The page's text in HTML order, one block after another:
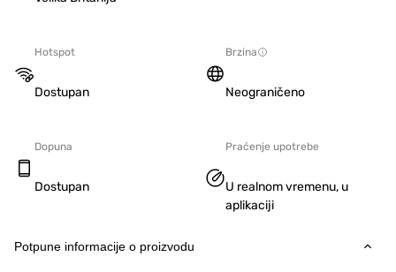
Hotspot
Dostupan
Brzina
Neograničeno
Dopuna
Dostupan
Praćenje upotrebe
U realnom vremenu, u
aplikaciji
Potpune informacije o proizvodu